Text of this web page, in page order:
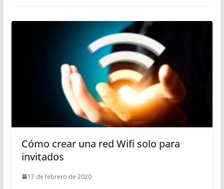
Cómo crear una red Wifi solo para
invitados
17 de febrero de 2020